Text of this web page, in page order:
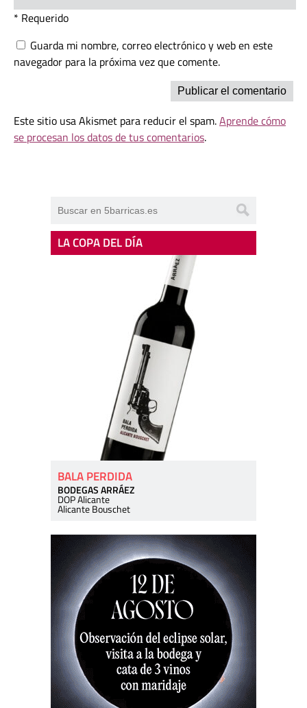
* Requerido
Guarda mi nombre, correo electrónico y web en este
navegador para la próxima vez que comente.
Este sitio usa Akismet para reducir el spam.Aprende cómo
se procesan los datos de tus comentarios.
LA COPA DEL DÍA
BALA PERDIDA
BODEGAS ARRÁEZ
DOP Alicante
Alicante Bouschet